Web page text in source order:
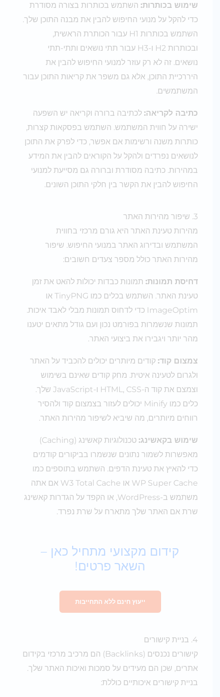
שימוש בכותרות:השתמש בכותרות בצורה מסודרת
כדי להקל על מנועי החיפוש להבין את מבנה התוכן שלך.
השתמש בכותרות H1 עבור הכותרת הראשית,
ובכותרות H2 ו-H3 עבור תתי נושאים ותתי-תתי
נושאים. זה לא רק עוזר למנועי החיפוש להבין את
היררכיית התוכן, אלא גם משפר את קריאות התוכן עבור
המשתמשים.
כתיבה לקריאה:לכתיבה ברורה וקריאה יש השפעה
ישירה על חווית המשתמש. השתמש בפסקאות קצרות,
כותרות משנה ורשימות אם אפשר, כדי לפרק את התוכן
לנושאים נפרדים ולהקל על הקוראים להבין את המידע
במהירות. כתיבה מסודרת וברורה גם מסייעת למנועי
החיפוש להבין את הקשר בין חלקי התוכן השונים.
מהירות טעינת האתר היא גורם מרכזי בחווית
המשתמש ובדירוג האתר במנועי החיפוש. שיפור
מהירות האתר כולל מספר צעדים חשובים:
דחיסת תמונות:תמונות כבדות יכולות להאט את זמן
טעינת האתר. השתמש בכלים כמו TinyPNG או
ImageOptim כדי לדחוס תמונות מבלי לאבד איכות.
תמונות שנשמרות בפורמט נכון ועם גודל מתאים יטענו
מהר יותר ויגבירו את ביצועי האתר.
צמצום קוד: קודים מיותרים יכולים להכביד על האתר
ולגרום לטעינה איטית. מחק קודים שאינם בשימוש
וצמצם את קוד ה-HTML, CSS ו-JavaScript שלך.
כלים כמו Minify יכולים לעזור בצמצום קוד ולהסיר
רווחים מיותרים, מה שיביא לשיפור מהירות האתר.
שימוש בקאשינג:
טכנולוגיות קאשינג (Caching)
מאפשרות לשמור נתונים שנשמרו בביקורים קודמים
כדי להאיץ את טעינת הדפים. השתמש בתוספים כמו
WP Super Cache או W3 Total Cache אם אתה
משתמש ב-WordPress, או הקפד על הגדרות קאשינג
שרת אם האתר שלך מתארח על שרת נפרד.
קידום מקצועי מתחיל כאן –
השאר פרטים!
ייעוץ חינם ללא התחייבות
קישורים נכנסים (Backlinks) הם מרכיב מרכזי בקידום
אתרים, שכן הם מעידים על סמכות ואיכות האתר שלך.
בניית קישורים איכותיים כוללת: